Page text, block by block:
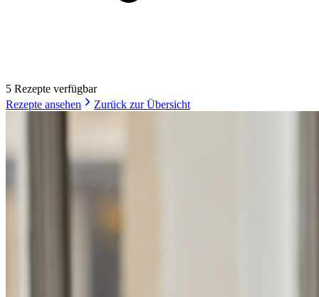
5 Rezepte verfügbar
Rezepte ansehen
Zurück zur Übersicht